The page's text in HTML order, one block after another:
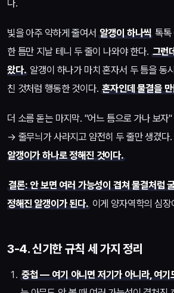
다.
빛을 아주 약하게 줄여서알갱이 하나씩 톡톡
한 틈만 지날 테니 두 줄이 나와야 한다. 그런
왔다. 알갱이 하나가 마치 혼자서 두 틈을 동
친 것처럼 행동한 것이다.혼자인데 물결을
더 소름 돋는 마지막. "어느 틈으로 가나 보자
→ 줄무늬가 사라지고 얌전히 두 줄만 생겼다.
알갱이가 하나로 정해진 것이다.
결론: 안 보면 여러 가능성이 겹쳐 물결처럼
정해진 알갱이가 된다.이게 양자역학의 심장
3-4. 신기한 규칙 세 가지 정리
중첩 — 여기 아니면 저기가 아니라, 여기